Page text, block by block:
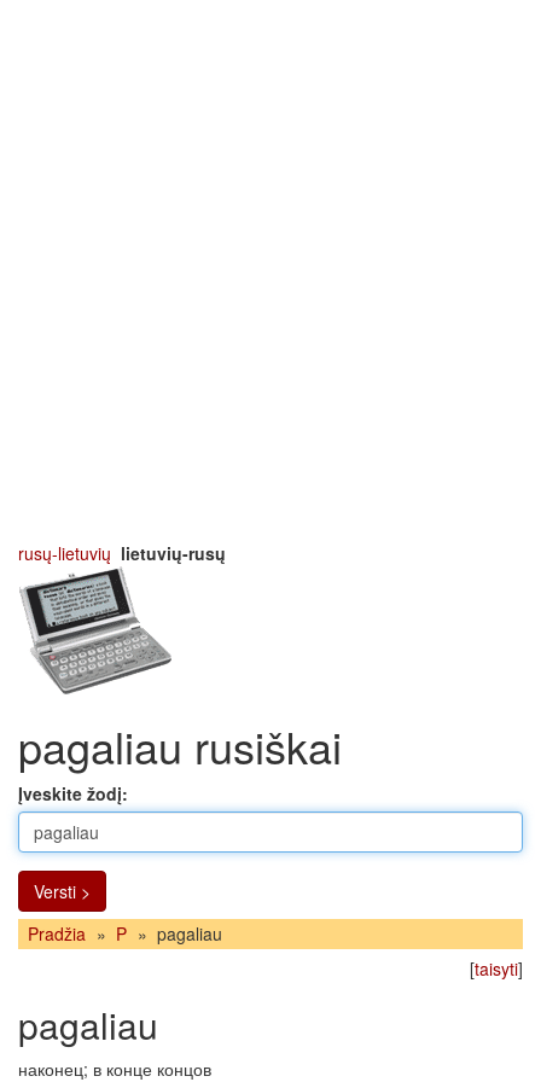
rusų-lietuvių lietuvių-rusų
pagaliau rusiškai
Įveskite žodį:
Versti >
Pradžia » P » pagaliau
[taisyti]
pagaliau
наконец; в конце концов